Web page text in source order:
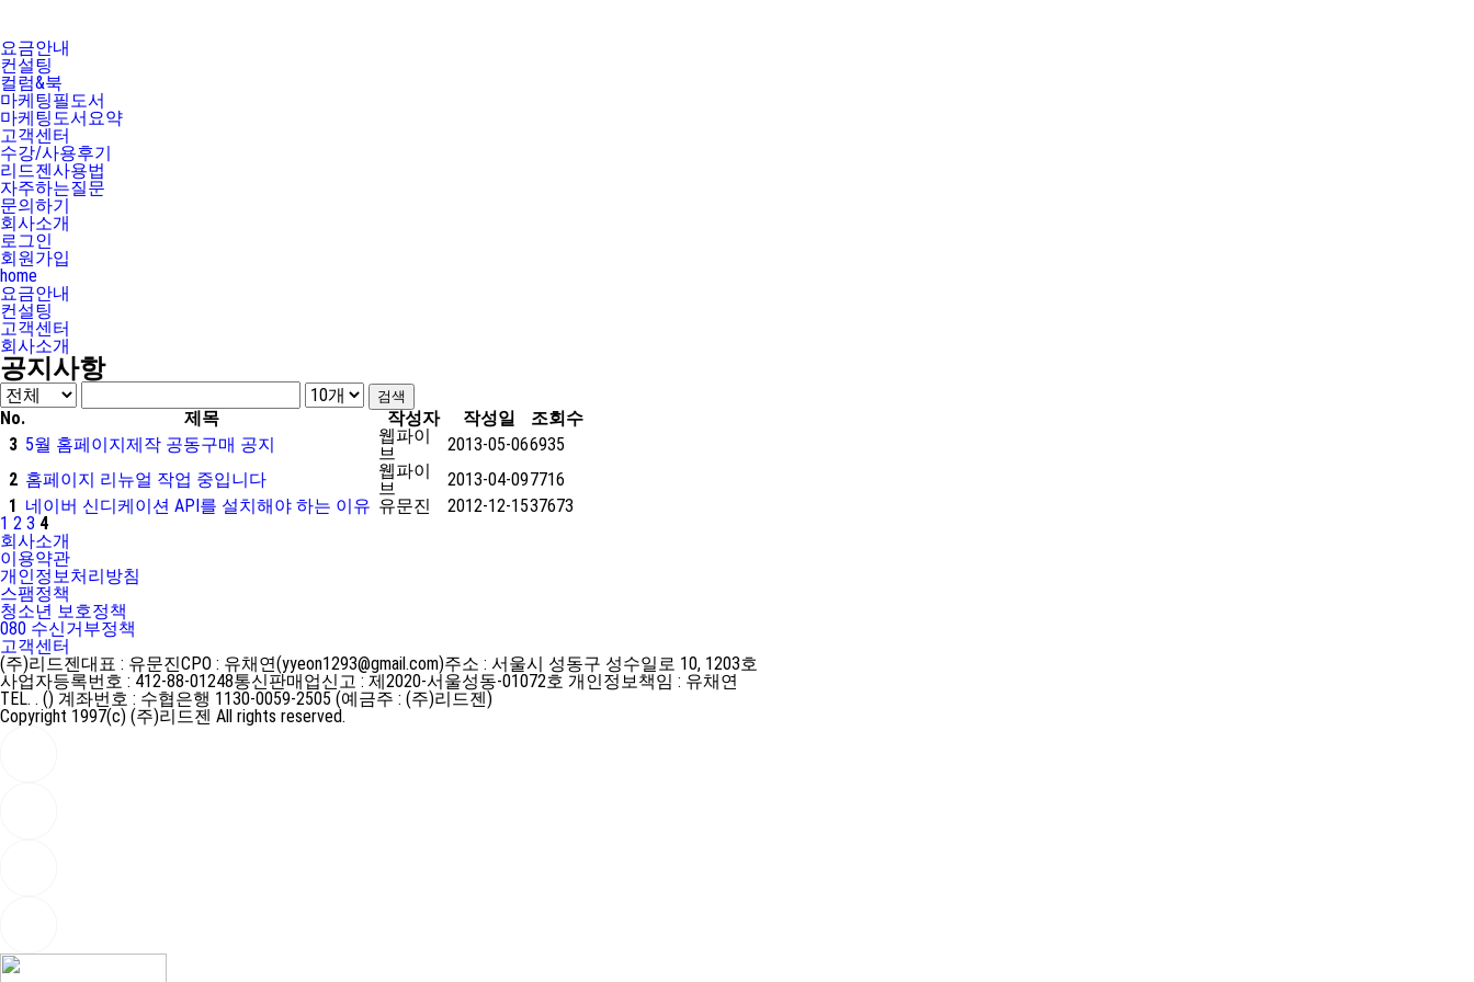
요금안내
컨설팅
컬럼&북
마케팅필도서
마케팅도서요약
고객센터
수강/사용후기
리드젠사용법
자주하는질문
문의하기
회사소개
로그인
회원가입
home
요금안내
컨설팅
고객센터
회사소개
공지사항
No. 제목 작성자 작성일
조회수
3 5월 홈페이지제작 공동구매 공지
웹파이
브
2013-05-066935
2 홈페이지 리뉴얼 작업 중입니다
웹파이
브
2013-04-097716
1 네이버 신디케이션 API를 설치해야 하는 이유 유문진 2012-12-1537673
1 2 3 4
회사소개
이용약관
개인정보처리방침
스팸정책
청소년 보호정책
080 수신거부정책
고객센터
(주)리드젠대표 : 유문진CPO : 유채연(yyeon1293@gmail.com)주소 : 서울시 성동구 성수일로 10, 1203호
사업자등록번호 : 412-88-01248통신판매업신고 : 제2020-서울성동-01072호 개인정보책임 : 유채연
TEL. . () 계좌번호 : 수협은행 1130-0059-2505 (예금주 : (주)리드젠)
Copyright 1997(c) (주)리드젠 All rights reserved.